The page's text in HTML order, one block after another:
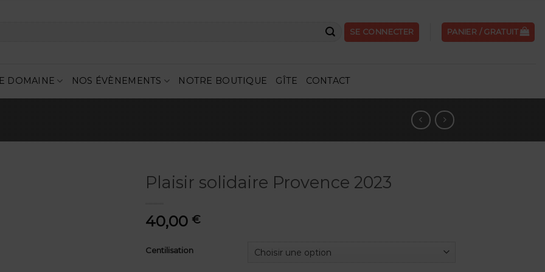
SE CONNECTER PANIER / GRATUIT
DOMAINE NOS ÉVÈNEMENTS NOTRE BOUTIQUE GÎTE CONTACT
Plaisir solidaire Provence 2023
40,00 €
Centilisation